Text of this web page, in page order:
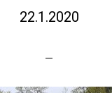
22.1.2020